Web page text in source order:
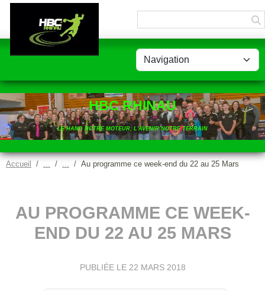
HBC RHINAU
LE HAND NOTRE MOTEUR, L'AVENIR NOTRE TERRAIN
Accueil Au programme ce week-end du 22 au 25 Mars
AU PROGRAMME CE WEEK-
END DU 22 AU 25 MARS
PUBLIÉE LE 22 MARS 2018